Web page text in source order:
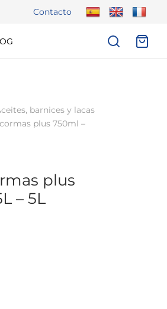
Contacto
barnices y lacas
plus 750ml –
plus
– 5L